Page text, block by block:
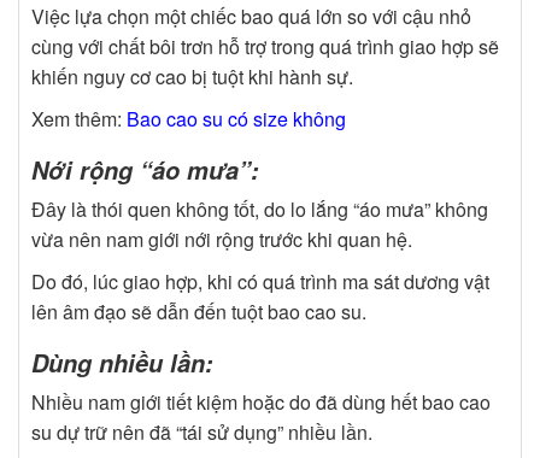
Việc lựa chọn một chiếc bao quá lớn so với cậu nhỏ
cùng với chất bôi trơn hỗ trợ trong quá trình giao hợp sẽ
khiến nguy cơ cao bị tuột khi hành sự.
Xem thêm: Bao cao su có size không
Nới rộng “áo mưa”:
Đây là thói quen không tốt, do lo lắng “áo mưa” không
vừa nên nam giới nới rộng trước khi quan hệ.
Do đó, lúc giao hợp, khi có quá trình ma sát dương vật
lên âm đạo sẽ dẫn đến tuột bao cao su.
Dùng nhiều lần:
Nhiều nam giới tiết kiệm hoặc do đã dùng hết bao cao
su dự trữ nên đã “tái sử dụng” nhiều lần.